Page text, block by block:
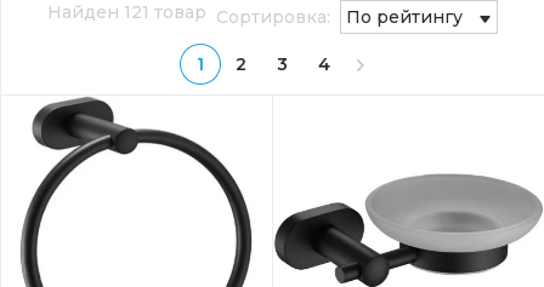
Найден 121 товар
1 2 3 4
Сортировка: По рейтингу